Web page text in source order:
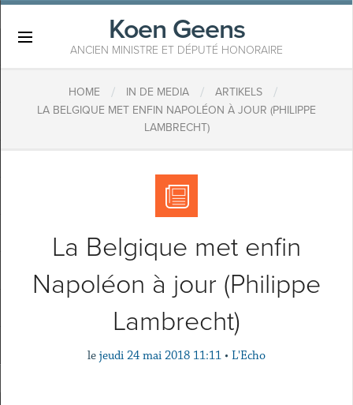
Koen Geens
ANCIEN MINISTRE ET DÉPUTÉ HONORAIRE
HOME / IN DE MEDIA / ARTIKELS /
​LA BELGIQUE MET ENFIN NAPOLÉON À JOUR (PHILIPPE
LAMBRECHT)
​La Belgique met enfin
Napoléon à jour (Philippe
Lambrecht)
le jeudi 24 mai 2018 11:11 • L'Echo